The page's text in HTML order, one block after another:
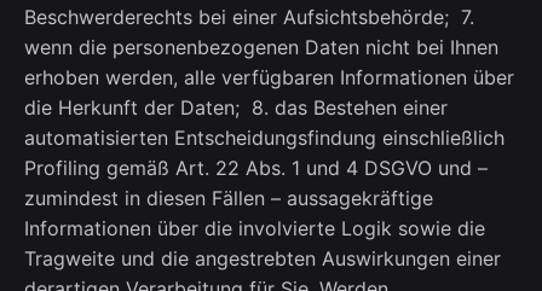
Beschwerderechts bei einer Aufsichtsbehörde; 7.
wenn die personenbezogenen Daten nicht bei Ihnen
erhoben werden, alle verfügbaren Informationen über
die Herkunft der Daten; 8. das Bestehen einer
automatisierten Entscheidungsfindung einschließlich
Profiling gemäß Art. 22 Abs. 1 und 4 DSGVO und –
zumindest in diesen Fällen – aussagekräftige
Informationen über die involvierte Logik sowie die
Tragweite und die angestrebten Auswirkungen einer